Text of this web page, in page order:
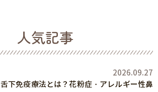
人気記事
2026.09.27
舌下免疫療法とは？花粉症・アレルギー性鼻